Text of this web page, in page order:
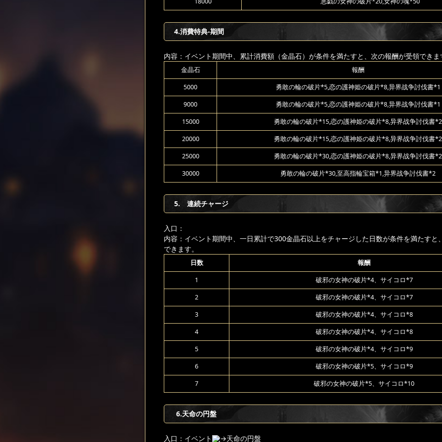
4.消費特典-期間
内容：イベント期間中、累計消費額（金晶石）が条件を満たすと、次の報酬が受領できま
金晶石 報酬
5000 勇敢の輪の破片*5,恋の護神姫の破片*8,异界战争討伐書*1
9000 勇敢の輪の破片*5,恋の護神姫の破片*8,异界战争討伐書*1
15000 勇敢の輪の破片*15,恋の護神姫の破片*8,异界战争討伐書*2
20000 勇敢の輪の破片*15,恋の護神姫の破片*8,异界战争討伐書*2
25000 勇敢の輪の破片*30,恋の護神姫の破片*8,异界战争討伐書*2
30000 勇敢の輪の破片*30,至高指輪宝箱*1,异界战争討伐書*2
5. 連続チャージ
入口：
内容：イベント期間中、一日累計で300金晶石以上をチャージした日数が条件を満たすと
できます。
日数 報酬
1 破邪の女神の破片*4、サイコロ*7
2 破邪の女神の破片*4、サイコロ*7
3 破邪の女神の破片*4、サイコロ*8
4 破邪の女神の破片*4、サイコロ*8
5 破邪の女神の破片*4、サイコロ*9
6 破邪の女神の破片*5、サイコロ*9
7 破邪の女神の破片*5、サイコロ*10
6.天命の円盤
入口：イベント →天命の円盤